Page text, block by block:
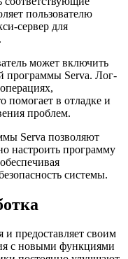
пользователю
сервер для
может включить
программы Serva. Лог-
помогает в отладке и
проблем.
Serva позволяют
настроить программу
системы.
и предоставляет своим
с новыми функциями